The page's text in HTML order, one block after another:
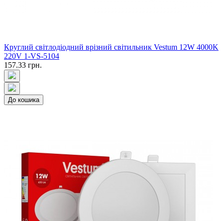
Круглий світлодіодний врізний світильник Vestum 12W 4000K
220V 1-VS-5104
157.33 грн.
До кошика